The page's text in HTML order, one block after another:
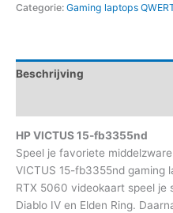
Categorie: Gaming laptops
Beschrijving
HP VICTUS 15-fb3355nd
Speel je favoriete
VICTUS 15-fb3355nd gaming
RTX 5060 videokaart speel je
Diablo IV en Elden Ring.